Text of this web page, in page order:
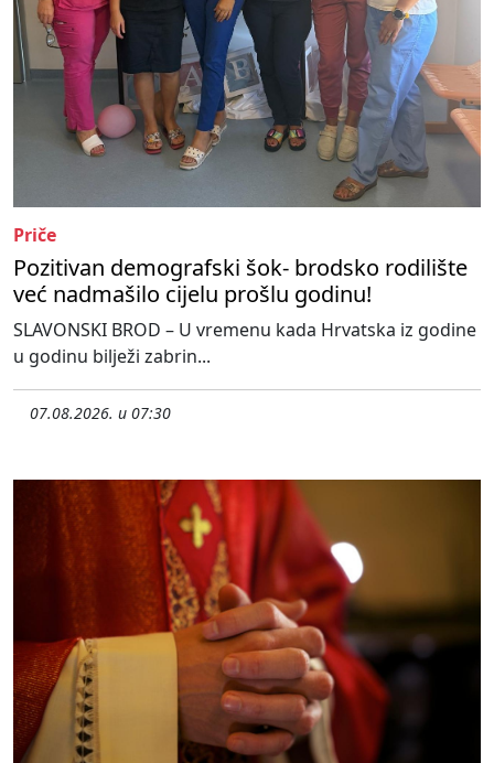
Priče
Pozitivan demografski šok- brodsko rodilište
već nadmašilo cijelu prošlu godinu!
SLAVONSKI BROD – U vremenu kada Hrvatska iz godine
u godinu bilježi zabrin...
07.08.2026. u 07:30